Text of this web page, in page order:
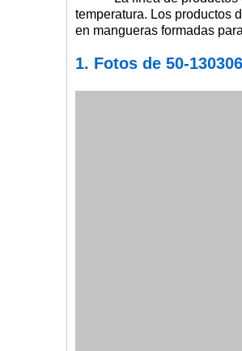
temperatura. Los productos
en mangueras formadas
1. Fotos de 50-